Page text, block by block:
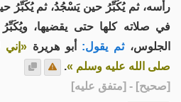
رأسه، ثم يُكَبِّرُ حين يَسْجُدُ، ثم يُكَبِّرُ
في صلاته كلها حتى يقضيها،
الجلوس، ثم يقول: أبو هريرة «إني
صلى الله عليه وسلم ».
[صحيح] - [متفق عليه]